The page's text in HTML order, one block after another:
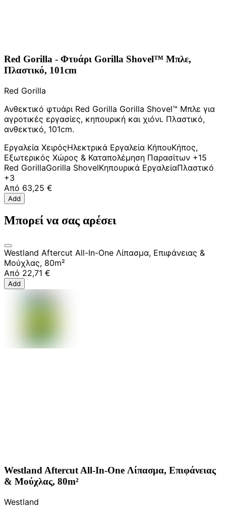
Red Gorilla - Φτυάρι Gorilla Shovel™ Μπλε,
Πλαστικό, 101cm
Red Gorilla
Ανθεκτικό φτυάρι Red Gorilla Gorilla Shovel™ Μπλε για
αγροτικές εργασίες, κηπουρική και χιόνι. Πλαστικό,
ανθεκτικό, 101cm.
Εργαλεία ΧειρόςΗλεκτρικά Εργαλεία ΚήπουΚήπος,
Εξωτερικός Χώρος & Καταπολέμηση Παρασίτων +15
Red GorillaGorilla ShovelΚηπουρικά ΕργαλείαΠλαστικό
+3
Από 63,25 €
Add
Μπορεί να σας αρέσει
Westland Aftercut All-In-One Λίπασμα, Επιφάνειας &
Μούχλας, 80m²
Από 22,71 €
Add
Westland Aftercut All-In-One Λίπασμα, Επιφάνειας
& Μούχλας, 80m²
Westland